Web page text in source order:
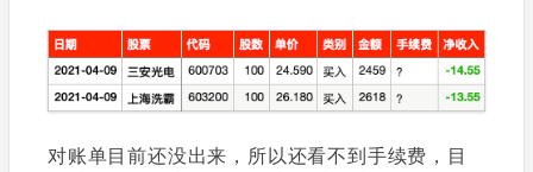
对账单目前还没出来，所以还看不到手续费，目